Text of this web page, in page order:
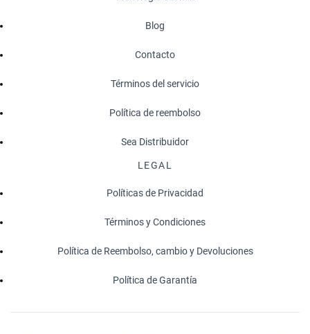
Blog
Contacto
Términos del servicio
Política de reembolso
Sea Distribuidor
LEGAL
Políticas de Privacidad
Términos y Condiciones
Política de Reembolso, cambio y Devoluciones
Política de Garantía